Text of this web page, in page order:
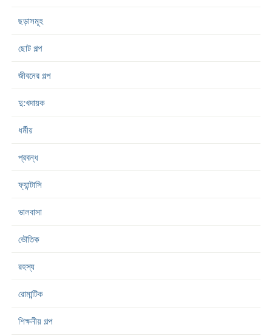
ছড়াসমূহ
ছোট গল্প
জীবনের গল্প
দু:খদায়ক
ধর্মীয়
প্রবন্ধ
ফ্যান্টাসি
ভালবাসা
ভৌতিক
রহস্য
রোমান্টিক
শিক্ষনীয় গল্প